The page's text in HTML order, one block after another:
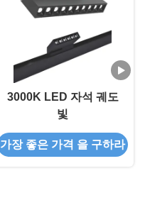
3000K LED 자석 궤도
빛
가장 좋은 가격 을 구하라